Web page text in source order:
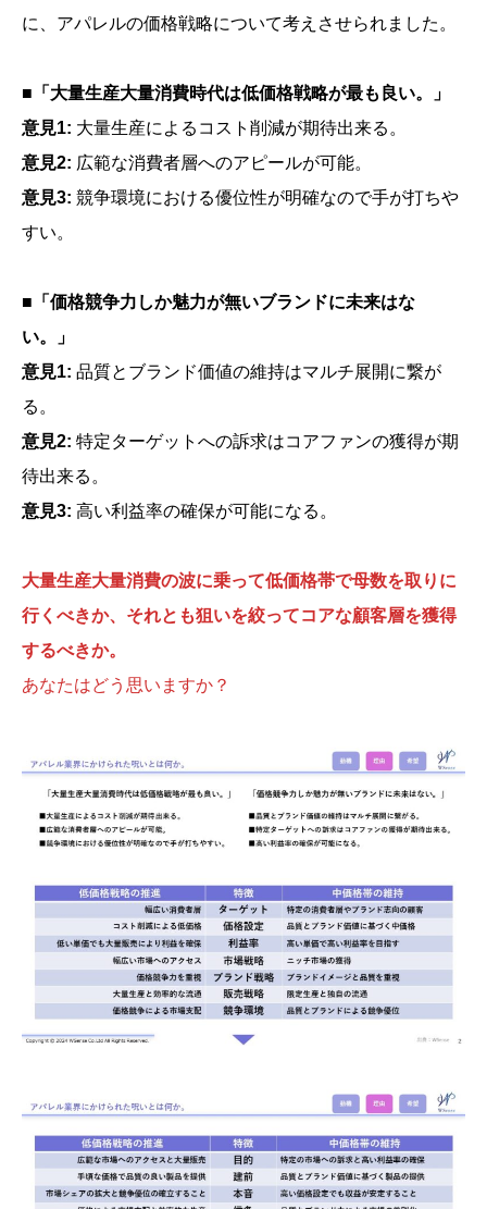
に、アパレルの価格戦略について考えさせられました。
■「大量生産大量消費時代は低価格戦略が最も良い。」
意見1: 大量生産によるコスト削減が期待出来る。
意見2: 広範な消費者層へのアピールが可能。
意見3: 競争環境における優位性が明確なので手が打ちや
すい。
■「価格競争力しか魅力が無いブランドに未来はな
い。」
意見1: 品質とブランド価値の維持はマルチ展開に繋が
る。
意見2: 特定ターゲットへの訴求はコアファンの獲得が期
待出来る。
意見3: 高い利益率の確保が可能になる。
大量生産大量消費の波に乗って低価格帯で母数を取りに
行くべきか、それとも狙いを絞ってコアな顧客層を獲得
するべきか。
あなたはどう思いますか？